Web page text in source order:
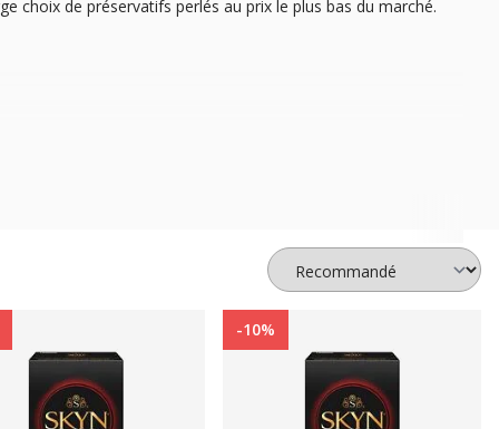
choix de préservatifs perlés au prix le plus bas du marché.
-10%